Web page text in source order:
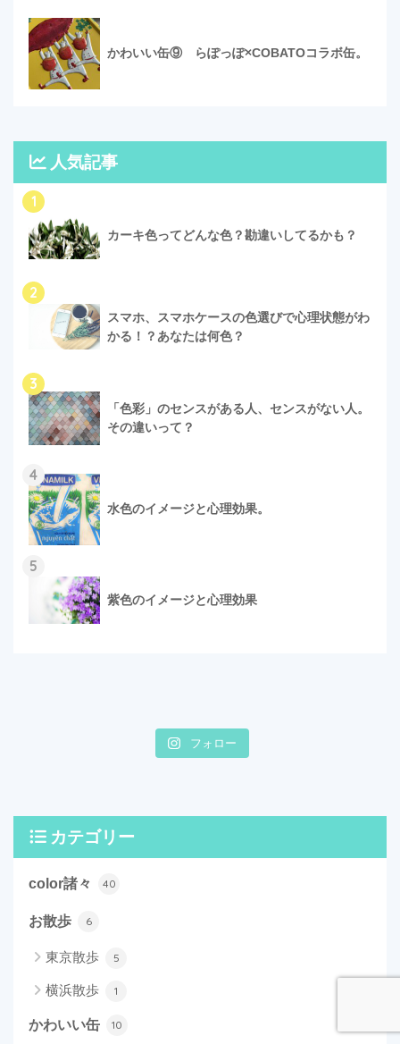
かわいい缶⑨ らぽっぽ×COBATOコラボ缶。
人気記事
1
カーキ色ってどんな色？勘違いしてるかも？
2
スマホ、スマホケースの色選びで心理状態がわ
かる！？あなたは何色？
3
「色彩」のセンスがある人、センスがない人。
その違いって？
4
水色のイメージと心理効果。
5
紫色のイメージと心理効果
フォロー
カテゴリー
color諸々 40
お散歩 6
東京散歩 5
横浜散歩 1
かわいい缶 10